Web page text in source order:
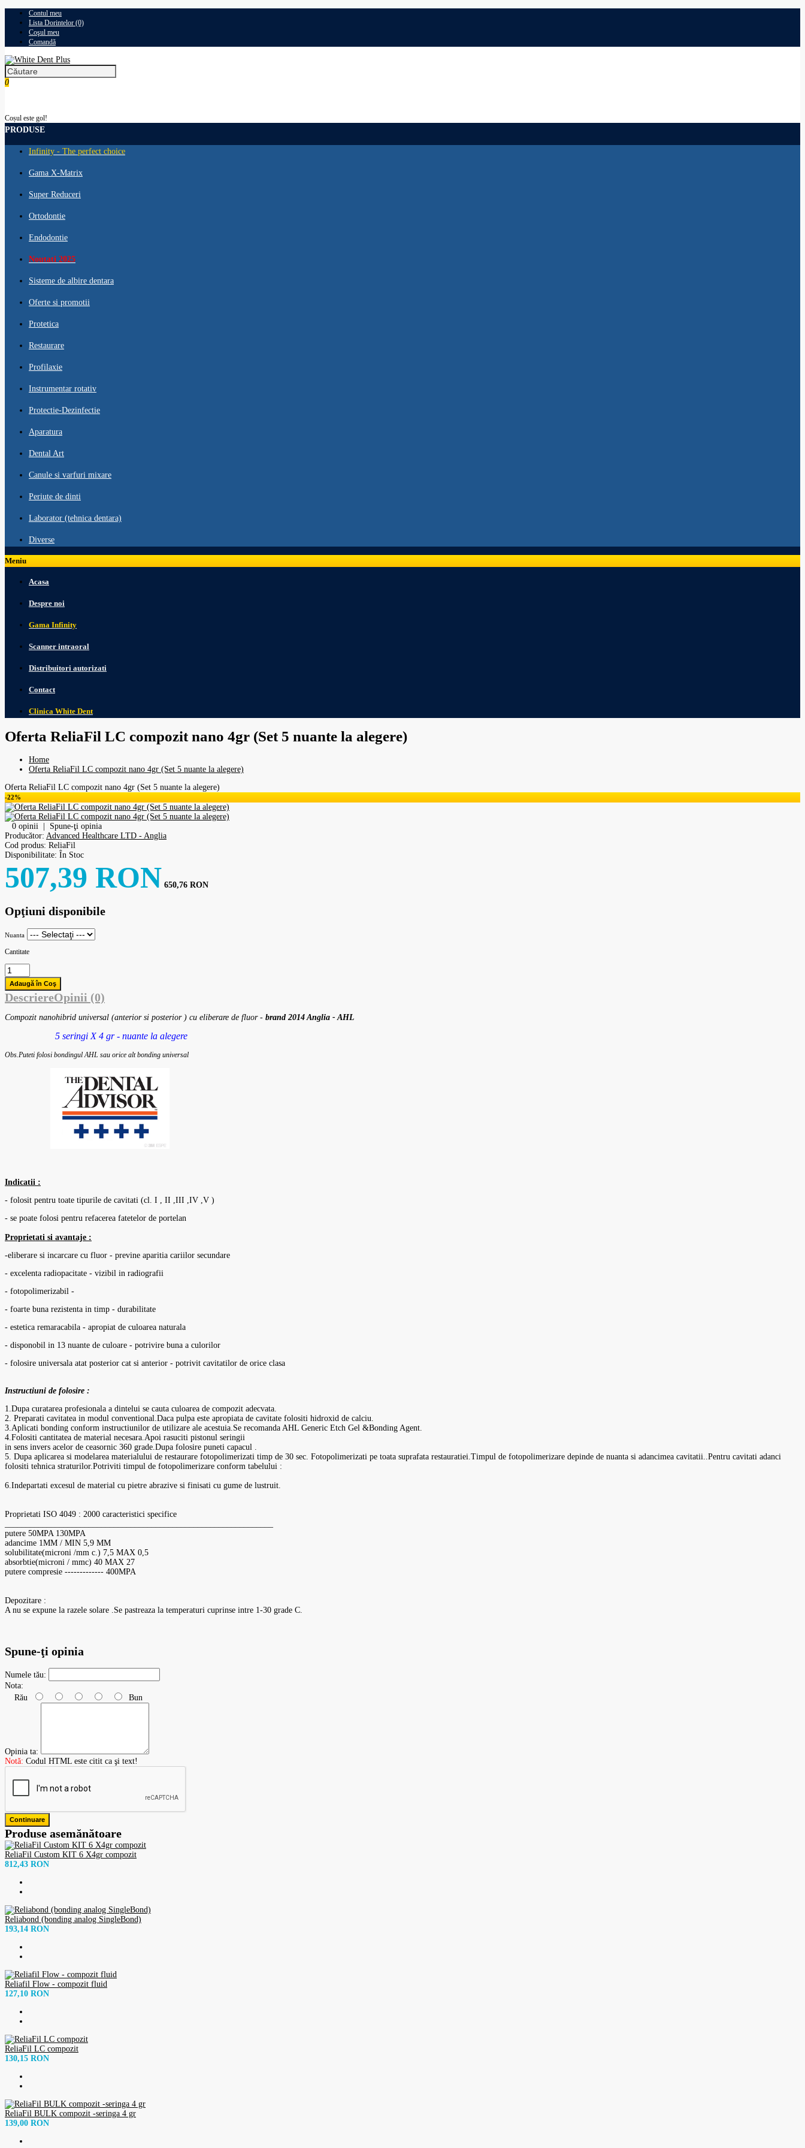
Contul meu
Lista Dorintelor (0)
Coşul meu
Comandă
0
Coșul este gol!
PRODUSE
Infinity - The perfect choice
Gama X-Matrix
Super Reduceri
Ortodontie
Endodontie
Noutati 2025
Sisteme de albire dentara
Oferte si promotii
Protetica
Restaurare
Profilaxie
Instrumentar rotativ
Protectie-Dezinfectie
Aparatura
Dental Art
Canule si varfuri mixare
Periute de dinti
Laborator (tehnica dentara)
Diverse
Meniu
Acasa
Despre noi
Gama Infinity
Scanner intraoral
Distribuitori autorizati
Contact
Clinica White Dent
Oferta ReliaFil LC compozit nano 4gr (Set 5 nuante la alegere)
Home
Oferta ReliaFil LC compozit nano 4gr (Set 5 nuante la alegere)
Oferta ReliaFil LC compozit nano 4gr (Set 5 nuante la alegere)
-22%
0 opinii | Spune-ţi opinia
Producător: Advanced Healthcare LTD - Anglia
Cod produs: ReliaFil
Disponibilitate: În Stoc
507,39 RON 650,76 RON
Opţiuni disponibile
Nuanta
Cantitate
DescriereOpinii (0)
Compozit nanohibrid universal (anterior si posterior ) cu eliberare de fluor - brand 2014 Anglia - AHL
5 seringi X 4 gr - nuante la alegere
Obs.Puteti folosi bondingul AHL sau orice alt bonding universal
Indicatii :
- folosit pentru toate tipurile de cavitati (cl. I , II ,III ,IV ,V )
- se poate folosi pentru refacerea fatetelor de portelan
Proprietati si avantaje :
-eliberare si incarcare cu fluor - previne aparitia cariilor secundare
- excelenta radiopacitate - vizibil in radiografii
- fotopolimerizabil -
- foarte buna rezistenta in timp - durabilitate
- estetica remaracabila - apropiat de culoarea naturala
- disponobil in 13 nuante de culoare - potrivire buna a culorilor
- folosire universala atat posterior cat si anterior - potrivit cavitatilor de orice clasa
Instructiuni de folosire :
1.Dupa curatarea profesionala a dintelui se cauta culoarea de compozit adecvata.
2. Preparati cavitatea in modul conventional.Daca pulpa este apropiata de cavitate folositi hidroxid de calciu.
3.Aplicati bonding conform instructiunilor de utilizare ale acestuia.Se recomanda AHL Generic Etch Gel &Bonding Agent.
4.Folositi cantitatea de material necesara.Apoi rasuciti pistonul seringii
in sens invers acelor de ceasornic 360 grade.Dupa folosire puneti capacul .
5. Dupa aplicarea si modelarea materialului de restaurare fotopolimerizati timp de 30 sec. Fotopolimerizati pe toata suprafata restauratiei.Timpul de fotopolimerizare depinde de nuanta si adancimea cavitatii..Pentru cavitati adanci
folositi tehnica straturilor.Potriviti timpul de fotopolimerizare conform tabelului :
6.Indepartati excesul de material cu pietre abrazive si finisati cu gume de lustruit.
Proprietati ISO 4049 : 2000 caracteristici specifice
putere 50MPA 130MPA
adancime 1MM / MIN 5,9 MM
solubilitate(microni /mm c.) 7,5 MAX 0,5
absorbtie(microni / mmc) 40 MAX 27
putere compresie ------------- 400MPA
Depozitare :
A nu se expune la razele solare .Se pastreaza la temperaturi cuprinse intre 1-30 grade C.
Spune-ţi opinia
Numele tău:
Nota:
Rău
Bun
Opinia ta:
Notă: Codul HTML este citit ca şi text!
Continuare
Produse asemănătoare
ReliaFil Custom KIT 6 X4gr compozit
812,43 RON
Reliabond (bonding analog SingleBond)
193,14 RON
Reliafil Flow - compozit fluid
127,10 RON
ReliaFil LC compozit
130,15 RON
ReliaFil BULK compozit -seringa 4 gr
139,00 RON